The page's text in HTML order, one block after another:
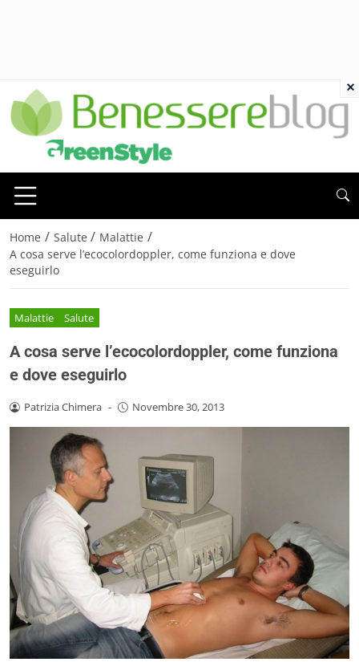
Home / Salute / Malattie /
A cosa serve l’ecocolordoppler, come funziona e dove
eseguirlo
Malattie Salute
A cosa serve l’ecocolordoppler, come funziona
e dove eseguirlo
Patrizia Chimera - Novembre 30, 2013
×